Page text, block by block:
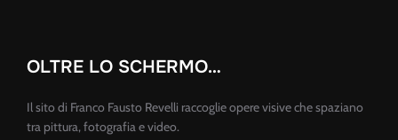
OLTRE LO SCHERMO…
Il sito di Franco Fausto Revelli raccoglie opere visive che spaziano
tra pittura, fotografia e video.